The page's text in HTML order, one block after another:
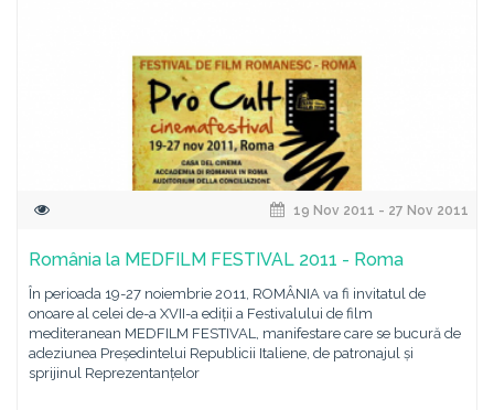
19 Nov 2011 - 27 Nov 2011
România la MEDFILM FESTIVAL 2011 - Roma
În perioada 19-27 noiembrie 2011, ROMÂNIA va fi invitatul de
onoare al celei de-a XVII-a ediții a Festivalului de film
mediteranean MEDFILM FESTIVAL, manifestare care se bucură de
adeziunea Președintelui Republicii Italiene, de patronajul și
sprijinul Reprezentanțelor